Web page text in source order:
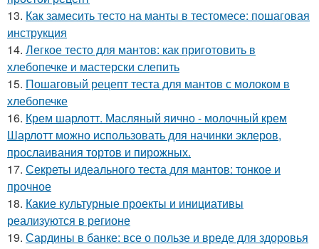
13. Как замесить тесто на манты в тестомесе: пошаговая
инструкция
14. Легкое тесто для мантов: как приготовить в
хлебопечке и мастерски слепить
15. Пошаговый рецепт теста для мантов с молоком в
хлебопечке
16. Крем шарлотт. Масляный яично - молочный крем
Шарлотт можно использовать для начинки эклеров,
прослаивания тортов и пирожных.
17. Секреты идеального теста для мантов: тонкое и
прочное
18. Какие культурные проекты и инициативы
реализуются в регионе
19. Сардины в банке: все о пользе и вреде для здоровья